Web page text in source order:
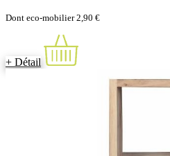
Dont eco-mobilier 2,90 €
+ Détail